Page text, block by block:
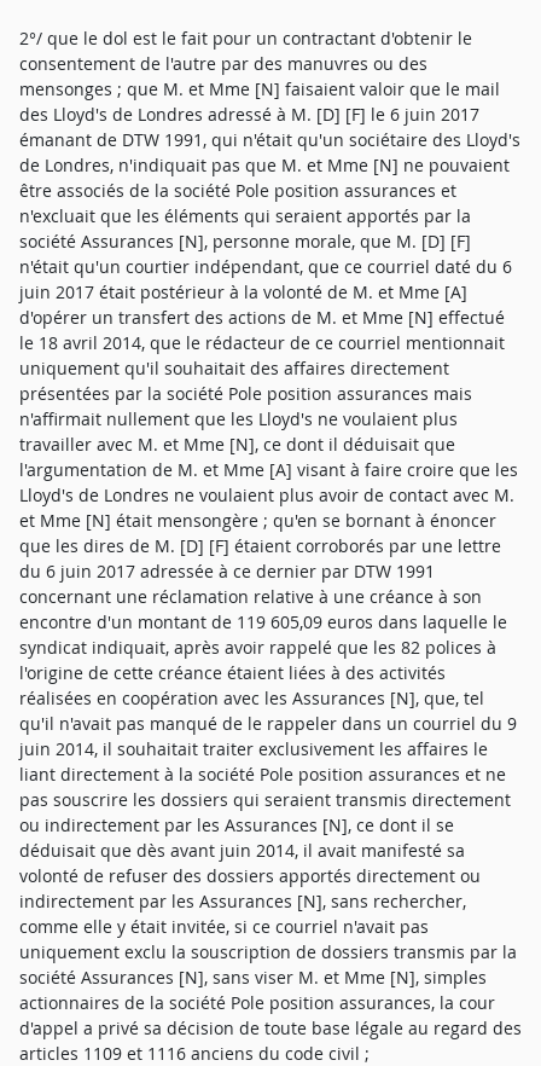
2°/ que le dol est le fait pour un contractant d'obtenir le
consentement de l'autre par des manuvres ou des
mensonges ; que M. et Mme [N] faisaient valoir que le mail
des Lloyd's de Londres adressé à M. [D] [F] le 6 juin 2017
émanant de DTW 1991, qui n'était qu'un sociétaire des Lloyd's
de Londres, n'indiquait pas que M. et Mme [N] ne pouvaient
être associés de la société Pole position assurances et
n'excluait que les éléments qui seraient apportés par la
société Assurances [N], personne morale, que M. [D] [F]
n'était qu'un courtier indépendant, que ce courriel daté du 6
juin 2017 était postérieur à la volonté de M. et Mme [A]
d'opérer un transfert des actions de M. et Mme [N] effectué
le 18 avril 2014, que le rédacteur de ce courriel mentionnait
uniquement qu'il souhaitait des affaires directement
présentées par la société Pole position assurances mais
n'affirmait nullement que les Lloyd's ne voulaient plus
travailler avec M. et Mme [N], ce dont il déduisait que
l'argumentation de M. et Mme [A] visant à faire croire que les
Lloyd's de Londres ne voulaient plus avoir de contact avec M.
et Mme [N] était mensongère ; qu'en se bornant à énoncer
que les dires de M. [D] [F] étaient corroborés par une lettre
du 6 juin 2017 adressée à ce dernier par DTW 1991
concernant une réclamation relative à une créance à son
encontre d'un montant de 119 605,09 euros dans laquelle le
syndicat indiquait, après avoir rappelé que les 82 polices à
l'origine de cette créance étaient liées à des activités
réalisées en coopération avec les Assurances [N], que, tel
qu'il n'avait pas manqué de le rappeler dans un courriel du 9
juin 2014, il souhaitait traiter exclusivement les affaires le
liant directement à la société Pole position assurances et ne
pas souscrire les dossiers qui seraient transmis directement
ou indirectement par les Assurances [N], ce dont il se
déduisait que dès avant juin 2014, il avait manifesté sa
volonté de refuser des dossiers apportés directement ou
indirectement par les Assurances [N], sans rechercher,
comme elle y était invitée, si ce courriel n'avait pas
uniquement exclu la souscription de dossiers transmis par la
société Assurances [N], sans viser M. et Mme [N], simples
actionnaires de la société Pole position assurances, la cour
d'appel a privé sa décision de toute base légale au regard des
articles 1109 et 1116 anciens du code civil ;